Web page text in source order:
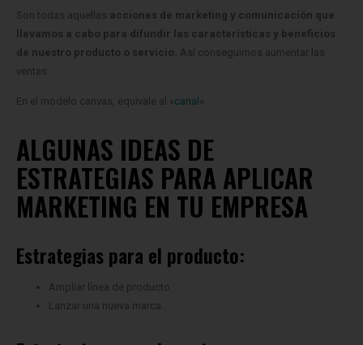
Son todas aquellas acciones de marketing y comunicación que
llevamos a cabo para difundir las características y beneficios
de nuestro producto o servicio. Así conseguimos aumentar las
ventas.
En el modelo canvas, equivale al « canal «.
ALGUNAS IDEAS DE
ESTRATEGIAS PARA APLICAR
MARKETING EN TU EMPRESA
Estrategias para el producto:
Ampliar línea de producto.
Lanzar una nueva marca.